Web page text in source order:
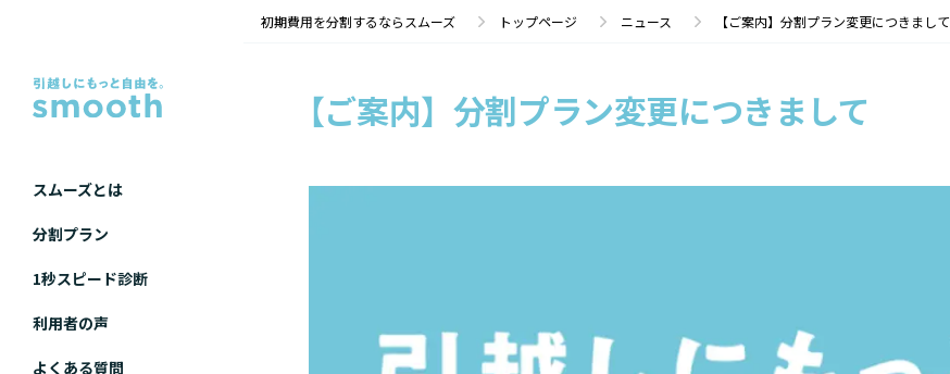
スムーズとは
分割プラン
1秒スピード診断
利用者の声
よくある質問
初期費用を分割するならスムーズ トップページ ニュース 【ご案内】分割プラン変更につきまして
【ご案内】分割プラン変更につきまして